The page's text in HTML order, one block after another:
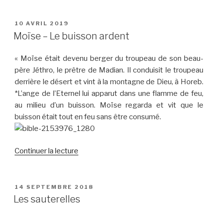
rocher
PUBLIÉ
LE
10 AVRIL 2019
Moïse – Le buisson ardent
« Moïse était devenu berger du troupeau de son beau-
père Jéthro, le prêtre de Madian. Il conduisit le troupeau
derrière le désert et vint à la montagne de Dieu, à Horeb.
*L’ange de l’Eternel lui apparut dans une flamme de feu,
au milieu d’un buisson. Moïse regarda et vit que le
buisson était tout en feu sans être consumé.
Continuer la lecture
Le
buisson
PUBLIÉ
LE
14 SEPTEMBRE 2018
Les sauterelles